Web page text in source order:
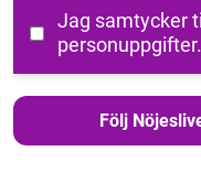
Jag samtycker
personuppgifter.
Följ